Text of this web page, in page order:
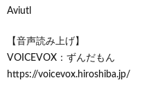
Aviutl
【音声読み上げ】
VOICEVOX：ずんだもん
https://voicevox.hiroshiba.jp/